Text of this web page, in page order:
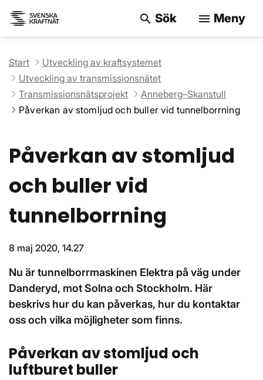
search Sök menu Meny
Start
Utveckling av kraftsystemet
Utveckling av transmissionsnätet
Transmissionsnätsprojekt
Anneberg–Skanstull
Påverkan av stomljud och buller vid tunnelborrning
Påverkan av stomljud
och buller vid
tunnelborrning
8 maj 2020, 14.27
Nu är tunnelborrmaskinen Elektra på väg under
Danderyd, mot Solna och Stockholm. Här
beskrivs hur du kan påverkas, hur du kontaktar
oss och vilka möjligheter som finns.
Påverkan av stomljud och
luftburet buller